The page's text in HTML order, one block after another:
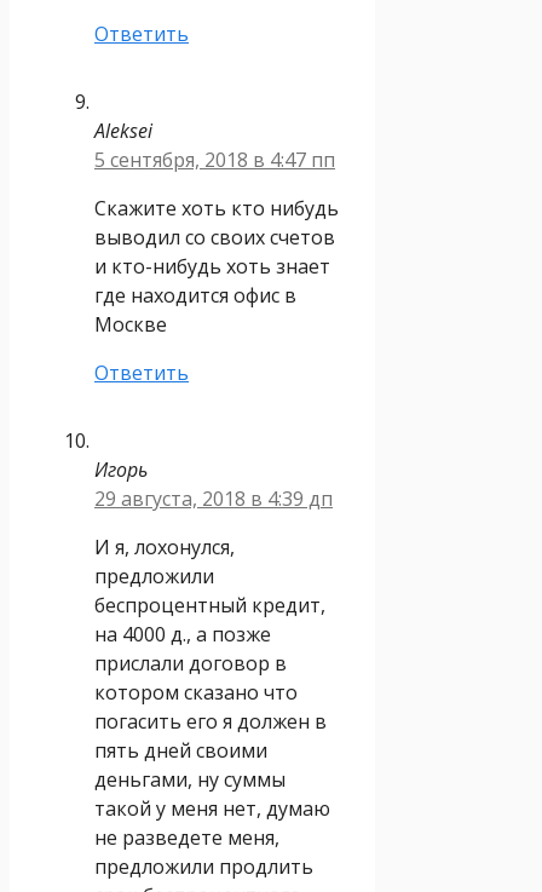
Ответить
Aleksei
5 сентября, 2018 в 4:47 пп
Скажите хоть кто нибудь
выводил со своих счетов
и кто-нибудь хоть знает
где находится офис в
Москве
Ответить
Игорь
29 августа, 2018 в 4:39 дп
И я, лохонулся,
предложили
беспроцентный кредит,
на 4000 д., а позже
прислали договор в
котором сказано что
погасить его я должен в
пять дней своими
деньгами, ну суммы
такой у меня нет, думаю
не разведете меня,
предложили продлить